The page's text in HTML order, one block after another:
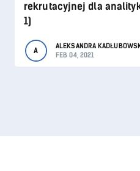
rekrutacyjnej dla
1)
A
ALEKSANDRA
FEB 04, 2021